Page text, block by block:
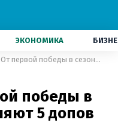
ЭКОНОМИКА
WRC-2013: От первой победы в сезоне Леба отделяют 5 допов
победы в
5 допов